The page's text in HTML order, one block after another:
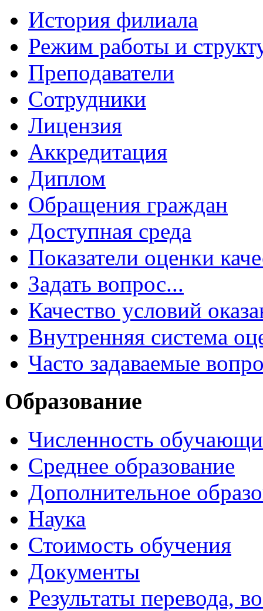
История филиала
Режим работы и
Преподаватели
Сотрудники
Лицензия
Аккредитация
Диплом
Обращения граждан
Доступная среда
Показатели оценки
Задать вопрос...
Качество условий
Внутренняя система
Часто задаваемые
Образование
Численность
Среднее образование
Дополнительное
Наука
Стоимость обучения
Документы
Результаты перевода,